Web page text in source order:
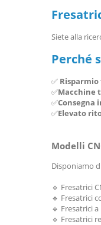
Siete alla
Perché
✅ Risparmio
✅Macchine
✅Consegna
✅Elevato
Modelli
Disponiamo
🔹 Fresatrici
🔹 Fresatrici
🔹 Fresatrici
🔹 Fresatrici